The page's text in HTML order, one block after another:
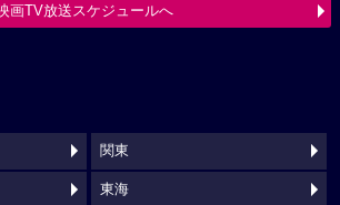
画TV放送スケジュールへ
関東
東海